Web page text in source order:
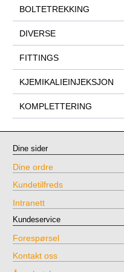
BOLTETREKKING
DIVERSE
FITTINGS
KJEMIKALIEINJEKSJON
KOMPLETTERING
Dine sider
Dine ordre
Kundetilfreds
Intranett
Kundeservice
Forespørsel
Kontakt oss